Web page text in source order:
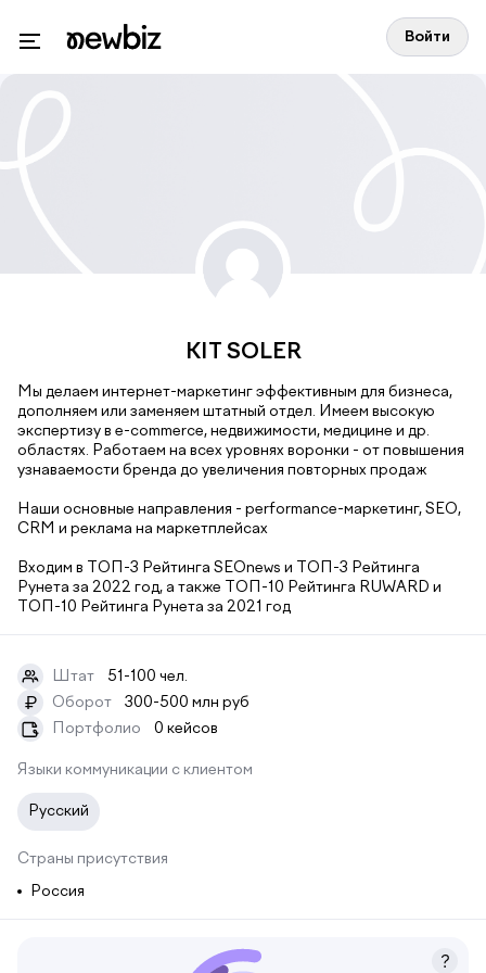
Войти
KIT SOLER
Мы делаем интернет-маркетинг эффективным для бизнеса,
дополняем или заменяем штатный отдел. Имеем высокую
экспертизу в e-commerce, недвижимости, медицине и др.
областях. Работаем на всех уровнях воронки - от повышения
узнаваемости бренда до увеличения повторных продаж
Наши основные направления - performance-маркетинг, SEO,
CRM и реклама на маркетплейсах
Входим в ТОП-3 Рейтинга SEOnews и ТОП-3 Рейтинга
Рунета за 2022 год, а также ТОП-10 Рейтинга RUWARD и
ТОП-10 Рейтинга Рунета за 2021 год
Штат 51-100 чел.
₽ Оборот
300-500 млн руб
Портфолио
0 кейсов
Языки коммуникации с клиентом
Русский
Страны присутствия
Россия